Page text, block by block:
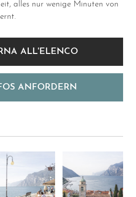
alles nur wenige Minuten von
ALL'ELENCO
ANFORDERN